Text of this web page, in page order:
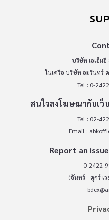
บริษัท เอเอ็ม
ในเครือ บริษัท อมรินทร์
Tel : 0-
สนใจลงโฆษณากับเว็
Tel : 02-
Email :
Report an
0-2422-
(จันทร์ - ศุกร์ เ